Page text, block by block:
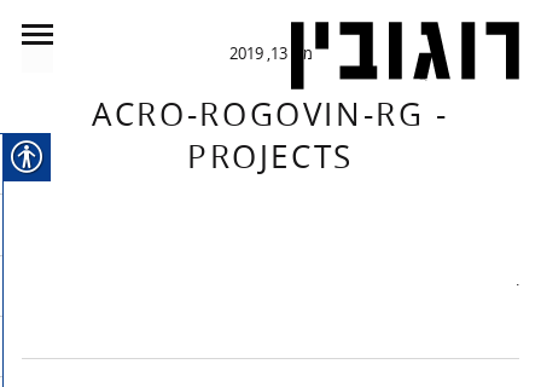
מאי 13, 2019
ACRO-ROGOVIN-RG -
PROJECTS
.